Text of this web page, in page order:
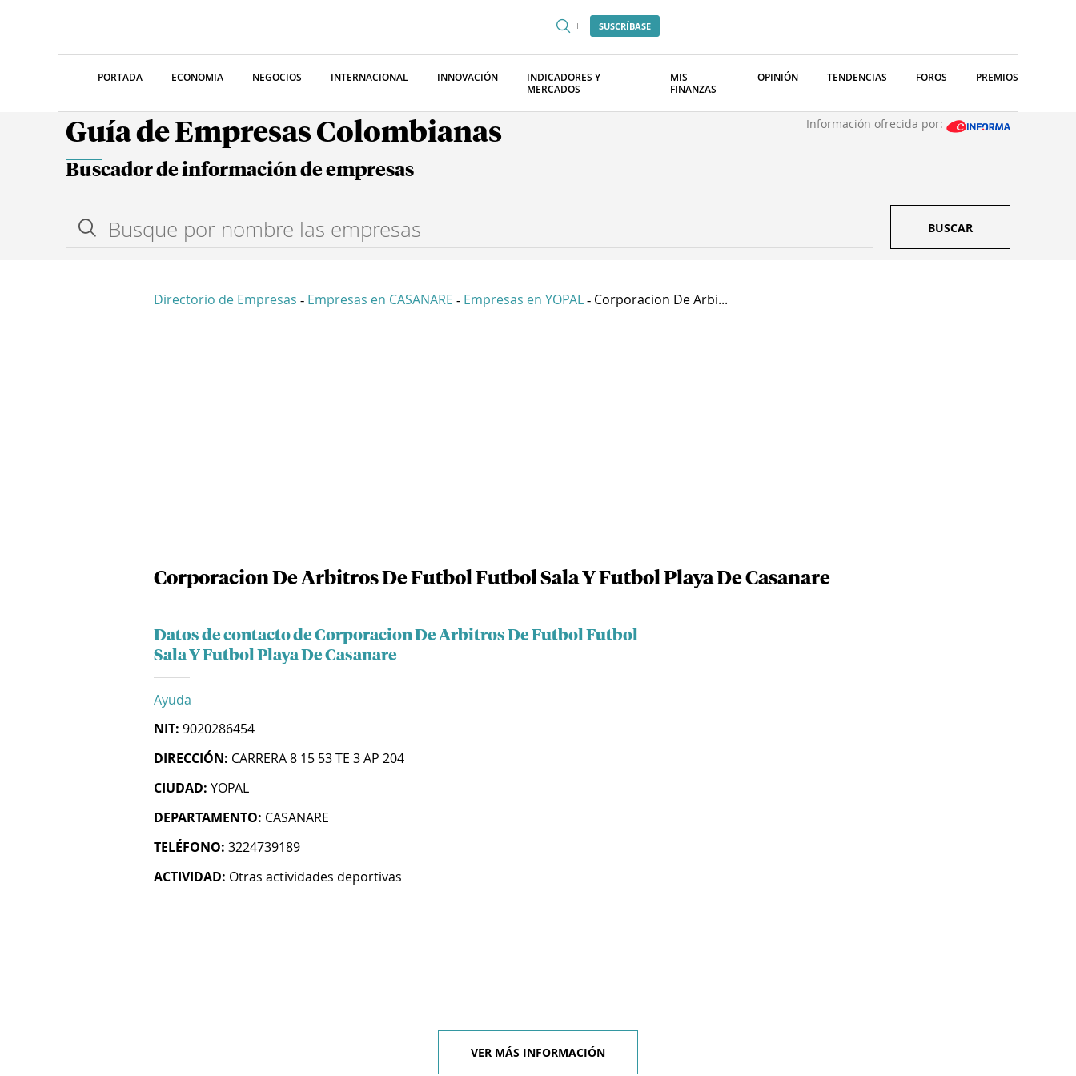
SUSCRÍBASE
PORTADA ECONOMIA NEGOCIOS INTERNACIONAL INNOVACIÓN
INDICADORES Y
MERCADOS
MIS
FINANZAS
OPINIÓN TENDENCIAS FOROS PREMIOS
Guía de Empresas Colombianas Información ofrecida por:
Buscador de información de empresas
BUSCAR
Directorio de Empresas - Empresas en CASANARE - Empresas en YOPAL - Corporacion De Arbi...
Corporacion De Arbitros De Futbol Futbol Sala Y Futbol Playa De Casanare
Datos de contacto de Corporacion De Arbitros De Futbol Futbol
Sala Y Futbol Playa De Casanare
Ayuda
NIT: 9020286454
DIRECCIÓN: CARRERA 8 15 53 TE 3 AP 204
CIUDAD: YOPAL
DEPARTAMENTO: CASANARE
TELÉFONO: 3224739189
ACTIVIDAD: Otras actividades deportivas
VER MÁS INFORMACIÓN